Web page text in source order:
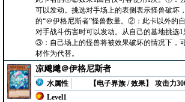
可以发动。挑选对手场上的表侧表示怪兽破坏
的“＠伊格尼斯者”怪兽数量。②：此卡以外的
对手战斗伤害时可以发动。从自己的墓地挑选1
③：自己场上的怪兽将被效果破坏的情况下，
材作为代替。
凉飕飕＠伊格尼斯者
水属性
【电子界族 / 效果】
Level1
攻击力